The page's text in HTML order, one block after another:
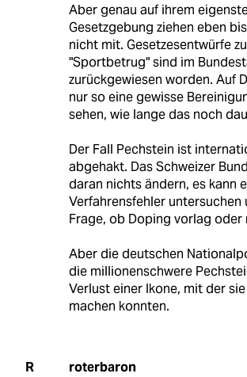
Aber genau auf ihrem
Gesetzgebung ziehen eben
nicht mit. Gesetzesentwürfe
"Sportbetrug" sind im
zurückgewiesen worden. Auf
nur so eine gewisse
sehen, wie lange das noch
Der Fall Pechstein ist
abgehakt. Das Schweizer
daran nichts ändern, es kann
Verfahrensfehler untersuchen
Frage, ob Doping vorlag oder
Aber die deutschen
die millionenschwere
Verlust einer Ikone, mit der
machen konnten.
R roterbaron